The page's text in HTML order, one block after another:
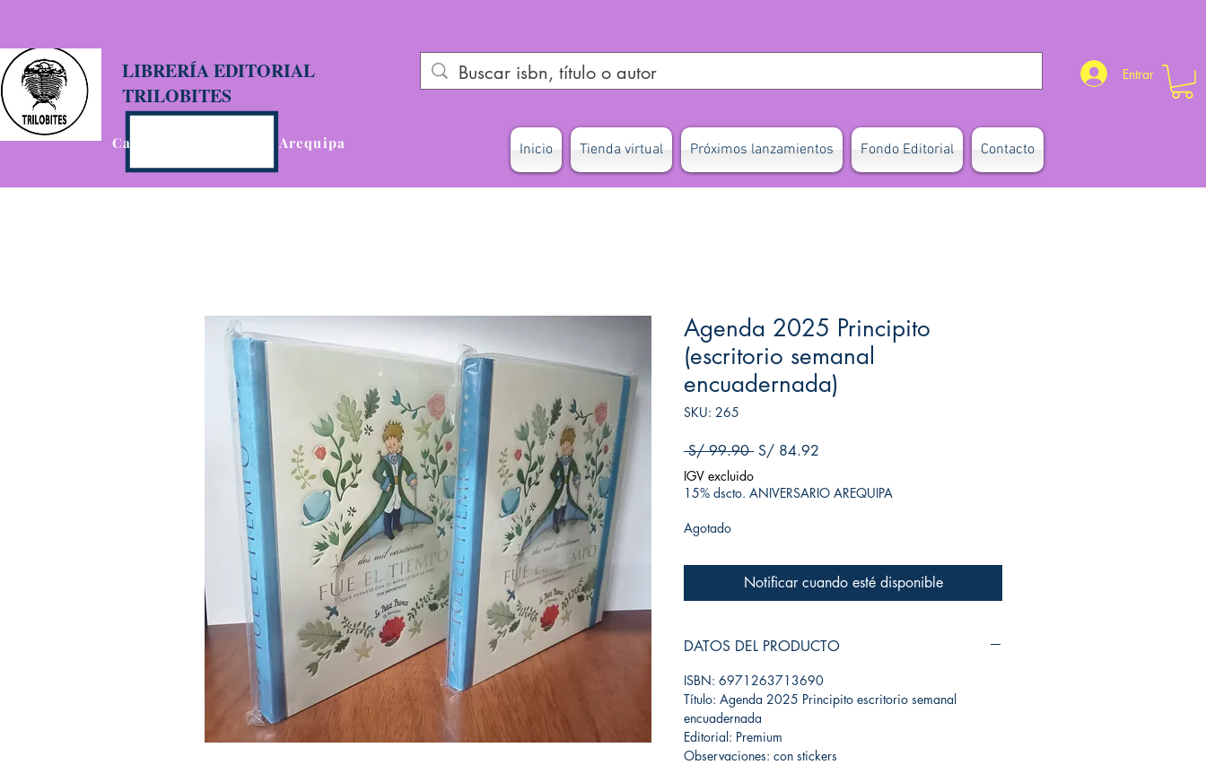
LIBRERÍA EDITORIAL
TRILOBITES
Calle San Agustín 201, Arequipa
Entrar
Inicio Tienda virtual Próximos lanzamientos Fondo Editorial Contacto
Agenda 2025 Principito
(escritorio semanal
encuadernada)
SKU: 265
S/ 99.90 Precio
S/ 84.92
IGV excluido
15% dscto. ANIVERSARIO AREQUIPA
Agotado
Notificar cuando esté disponible
DATOS DEL PRODUCTO
ISBN: 6971263713690
Título: Agenda 2025 Principito escritorio semanal
encuadernada
Editorial: Premium
Observaciones: con stickers